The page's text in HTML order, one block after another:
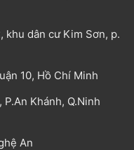
khu dân cư Kim Sơn, p.
10, Hồ Chí Minh
Khánh, Q.Ninh
An